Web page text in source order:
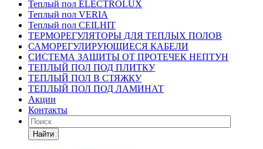
Теплый пол ELECTROLUX
Теплый пол VERIA
Теплый пол CEILHIT
ТЕРМОРЕГУЛЯТОРЫ ДЛЯ ТЕПЛЫХ ПОЛОВ
САМОРЕГУЛИРУЮЩИЕСЯ КАБЕЛИ
СИСТЕМА ЗАЩИТЫ ОТ ПРОТЕЧЕК НЕПТУН
ТЕПЛЫЙ ПОЛ ПОД ПЛИТКУ
ТЕПЛЫЙ ПОЛ В СТЯЖКУ
ТЕПЛЫЙ ПОЛ ПОД ЛАМИНАТ
Акции
Контакты
Найти